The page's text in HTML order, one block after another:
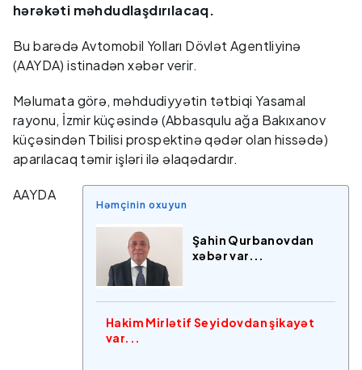
hərəkəti məhdudlaşdırılacaq.
Bu barədə Avtomobil Yolları Dövlət Agentliyinə
(AAYDA) istinadən xəbər verir.
Məlumata görə, məhdudiyyətin tətbiqi Yasamal
rayonu, İzmir küçəsində (Abbasqulu ağa Bakıxanov
küçəsindən Tbilisi prospektinə qədər olan hissədə)
aparılacaq təmir işləri ilə əlaqədardır.
Həmçinin oxuyun
Şahin Qurbanovdan
xəbər var...
Hakim Mirlətif Seyidovdan şikayət
var...
AAYDA